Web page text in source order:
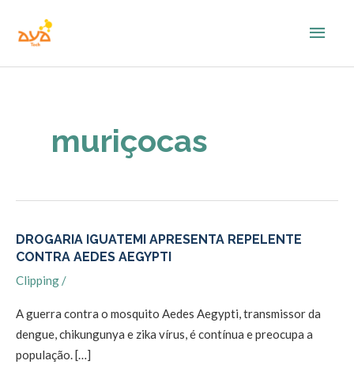
para
conteúdo
muriçocas
DROGARIA IGUATEMI APRESENTA REPELENTE
CONTRA AEDES AEGYPTI
Clipping /
A guerra contra o mosquito Aedes Aegypti, transmissor da
dengue, chikungunya e zika vírus, é contínua e preocupa a
população. […]
DROGARIA
IGUATEMI
APRESENTA
CONTRA
AEDES
AEGYPTI